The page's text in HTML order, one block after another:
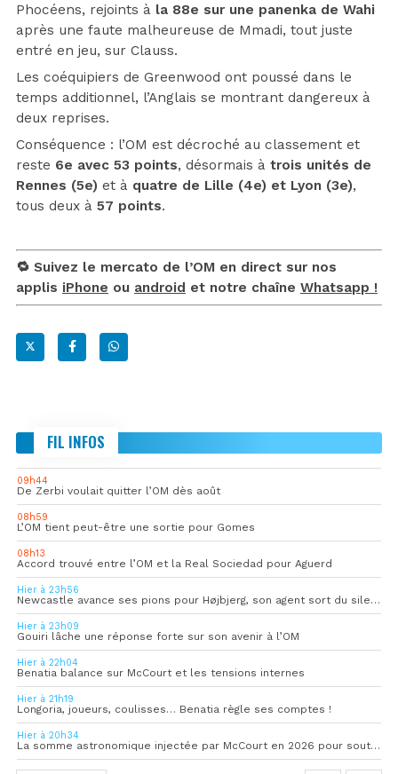
Phocéens, rejoints à la 88e sur une panenka de Wahi
après une faute malheureuse de Mmadi, tout juste
entré en jeu, sur Clauss.
Les coéquipiers de Greenwood ont poussé dans le
temps additionnel, l’Anglais se montrant dangereux à
deux reprises.
Conséquence : l’OM est décroché au classement et
reste 6e avec 53 points, désormais à trois unités de
Rennes (5e) et à quatre de Lille (4e) et Lyon (3e),
tous deux à 57 points.
🔁 Suivez le mercato de l’OM en direct sur nos
applis iPhone ou android et notre chaîne Whatsapp !
FIL INFOS
09h44
De Zerbi voulait quitter l’OM dès août
08h59
L’OM tient peut-être une sortie pour Gomes
08h13
Accord trouvé entre l’OM et la Real Sociedad pour Aguerd
Hier à 23h56
Newcastle avance ses pions pour Højbjerg, son agent sort du silence
Hier à 23h09
Gouiri lâche une réponse forte sur son avenir à l’OM
Hier à 22h04
Benatia balance sur McCourt et les tensions internes
Hier à 21h19
Longoria, joueurs, coulisses… Benatia règle ses comptes !
Hier à 20h34
La somme astronomique injectée par McCourt en 2026 pour soutenir l’OM